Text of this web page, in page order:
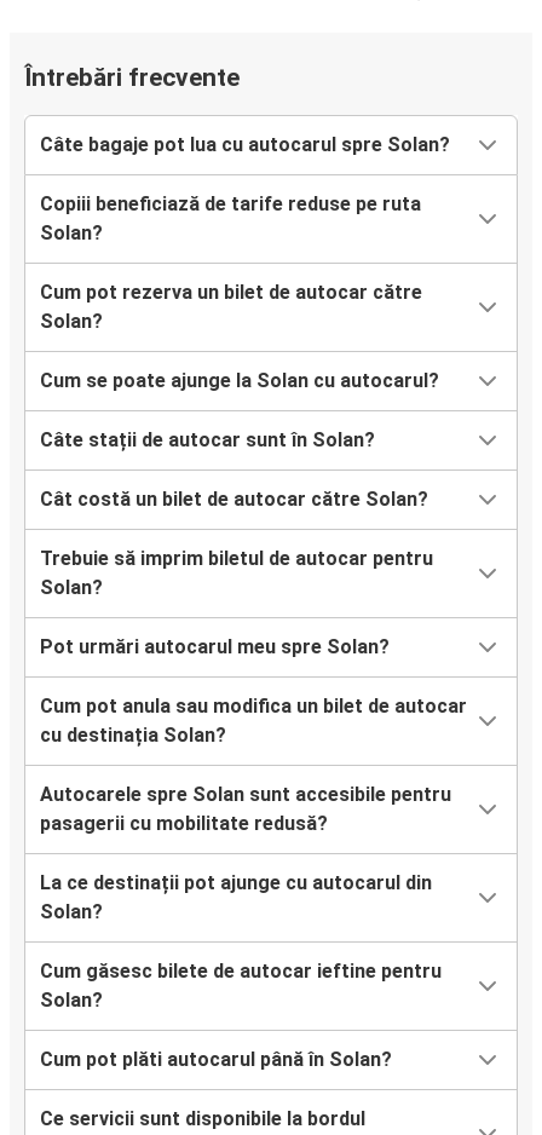
Întrebări frecvente
Câte bagaje pot lua cu autocarul spre Solan?
Copiii beneficiază de tarife reduse pe ruta
Solan?
Cum pot rezerva un bilet de autocar către
Solan?
Cum se poate ajunge la Solan cu autocarul?
Câte stații de autocar sunt în Solan?
Cât costă un bilet de autocar către Solan?
Trebuie să imprim biletul de autocar pentru
Solan?
Pot urmări autocarul meu spre Solan?
Cum pot anula sau modifica un bilet de autocar
cu destinația Solan?
Autocarele spre Solan sunt accesibile pentru
pasagerii cu mobilitate redusă?
La ce destinații pot ajunge cu autocarul din
Solan?
Cum găsesc bilete de autocar ieftine pentru
Solan?
Cum pot plăti autocarul până în Solan?
Ce servicii sunt disponibile la bordul